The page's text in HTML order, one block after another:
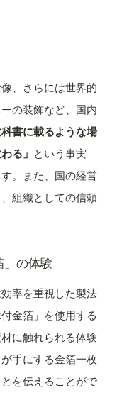
、さらには世界的
の装飾など、国内
科書に載るような場
る」 という事実
。また、国の経営
組織としての信頼
」の体験
率を重視した製法
金箔」を使用する
に触れられる体験
手にする金箔一枚
を伝えることがで